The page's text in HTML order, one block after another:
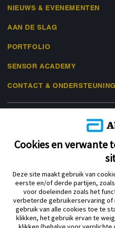
NIEUWS & EVENEMENTEN
AAN DE SLAG
PORTFOLIO
SENSOR ACADEMY
CONTACT & ONDERSTEUNING
Privacybeleid
Verklaring inzake Dataverordening
© 2026 Abbott. Alle rechten
van de sensor, de kleur geel en
Cookies en verwante
Deze site maakt gebruik van
eerste en/of derde partijen,
voor doeleinden zoals het
verbeterde gebruikerservaring of
gebruik van alle cookies toe te
klikken, het gebruik ervan te